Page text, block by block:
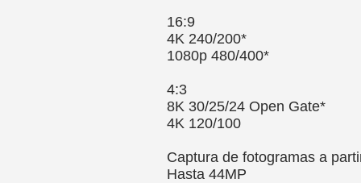
16:9
4K 240/200*
1080p 480/400*
4:3
8K 30/25/24 Open Gate*
4K 120/100
Captura de fotogramas a
Hasta 44MP